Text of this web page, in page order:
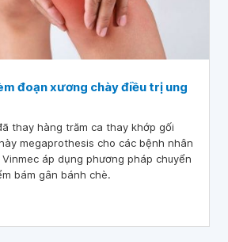
đoạn xương chày điều trị ung
thay hàng trăm ca thay khớp gối
megaprothesis cho các bệnh nhân
áp dụng phương pháp chuyển
bám gân bánh chè.